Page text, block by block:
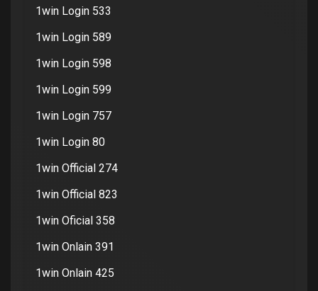
1win Login 533
1win Login 589
1win Login 598
1win Login 599
1win Login 757
1win Login 80
1win Official 274
1win Official 823
1win Oficial 358
1win Onlain 391
1win Onlain 425